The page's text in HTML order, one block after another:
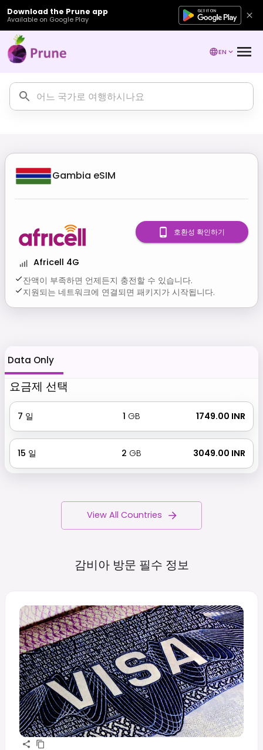
Download the Prune app
Available on Google Play
EN
Gambia eSIM
Africell 4G
잔액이 부족하면 언제든지 충전할 수 있습니다.
지원되는 네트워크에 연결되면 패키지가 시작됩니다.
호환성 확인하기
Data Only
요금제 선택
7 일 1 GB ₹ 1749.00 INR
15 일 2 GB ₹ 3049.00 INR
View All Countries
감비아 방문 필수 정보